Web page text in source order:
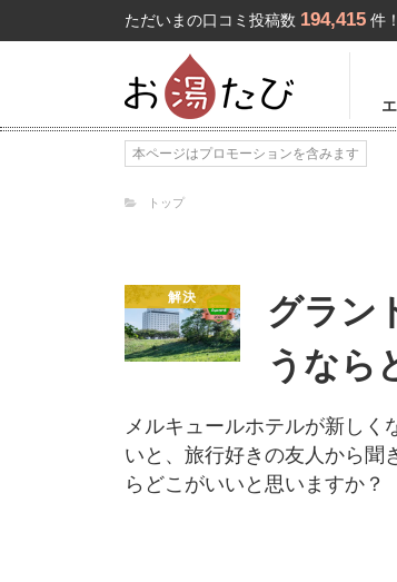
ただいまの口コミ投稿数 194,415 件
本ページはプロモーションを含みます
トップ
解決
グラン
うなら
メルキュールホテルが新しく
いと、旅行好きの友人から聞
らどこがいいと思いますか？